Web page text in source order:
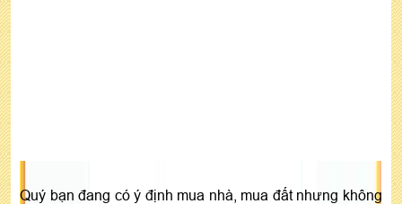
Quý bạn đang có ý định mua nhà, mua đất nhưng không